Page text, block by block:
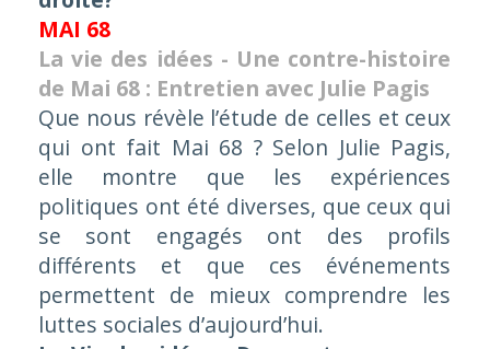
MAI 68
La vie des idées - Une contre-histoire
de Mai 68 : Entretien avec Julie Pagis
Que nous révèle l’étude de celles et ceux
qui ont fait Mai 68 ? Selon Julie Pagis,
elle montre que les expériences
politiques ont été diverses, que ceux qui
se sont engagés ont des profils
différents et que ces événements
permettent de mieux comprendre les
luttes sociales d’aujourd’hui.